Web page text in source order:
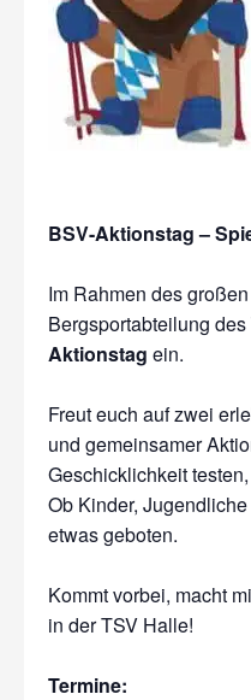
BSV-Aktionstag –
Im Rahmen des
Bergsportabteilung
Aktionstag ein.
Freut euch auf zwei
und gemeinsamer
Geschicklichkeit
Ob Kinder,
etwas geboten.
Kommt vorbei, macht
in der TSV Halle!
Termine: